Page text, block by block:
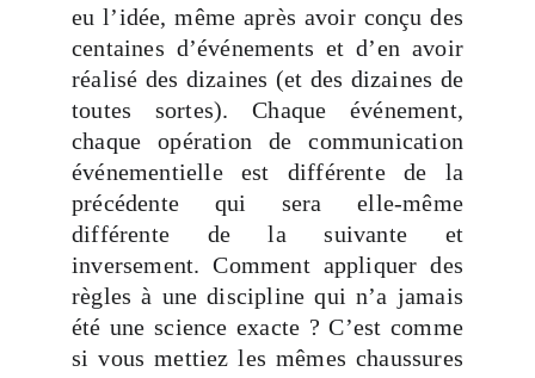
eu l’idée, même après avoir conçu des
centaines d’événements et d’en avoir
réalisé des dizaines (et des dizaines de
toutes sortes). Chaque événement,
chaque opération de communication
événementielle est différente de la
précédente qui sera elle-même
différente de la suivante et
inversement. Comment appliquer des
règles à une discipline qui n’a jamais
été une science exacte ? C’est comme
si vous mettiez les mêmes chaussures